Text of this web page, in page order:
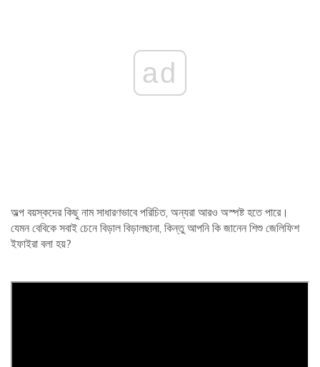
ad
অল্প বয়স্কদের কিছু নাম সাধারণভাবে পরিচিত, অন্যরা আরও অস্পষ্ট হতে পারে।
যেমন বেবিকে সবাই চেনে বিড়াল বিড়ালছানা, কিন্তু আপনি কি জানেন শিশু জেলিফিশ
ইফাইরা বলা হয়?